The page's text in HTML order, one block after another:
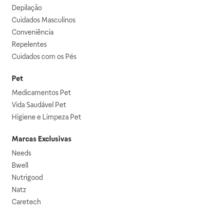
Depilação
Cuidados Masculinos
Conveniência
Repelentes
Cuidados com os Pés
Pet
Medicamentos Pet
Vida Saudável Pet
Higiene e Limpeza Pet
Marcas Exclusivas
Needs
Bwell
Nutrigood
Natz
Caretech